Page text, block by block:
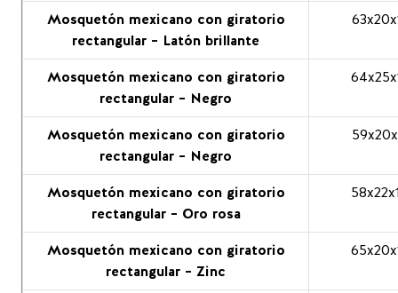
Mosquetón mexicano con giratorio
rectangular – Latón brillante
Mosquetón mexicano con giratorio
rectangular – Negro
Mosquetón mexicano con giratorio
rectangular – Negro
Mosquetón mexicano con giratorio
rectangular – Oro rosa
Mosquetón mexicano con giratorio
rectangular – Zinc